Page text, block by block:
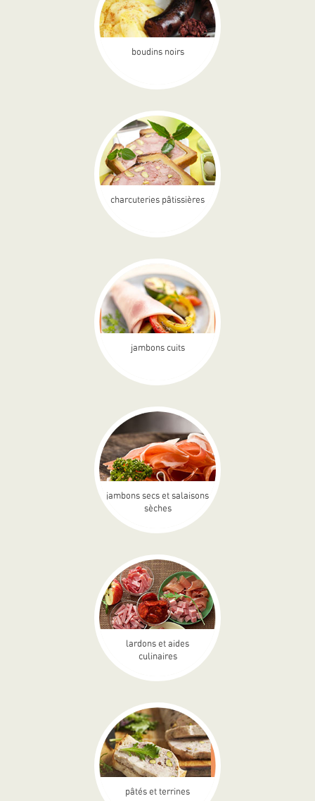
boudins noirs
charcuteries pâtissières
jambons cuits
jambons secs et salaisons
sèches
lardons et aides
culinaires
pâtés et terrines